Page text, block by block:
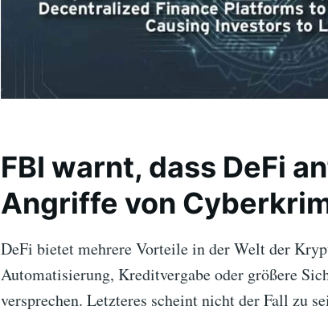
FBI warnt, dass DeFi
Angriffe von
DeFi bietet mehrere Vorteile in der Welt der
Automatisierung, Kreditvergabe oder größere
versprechen. Letzteres scheint nicht der Fall zu